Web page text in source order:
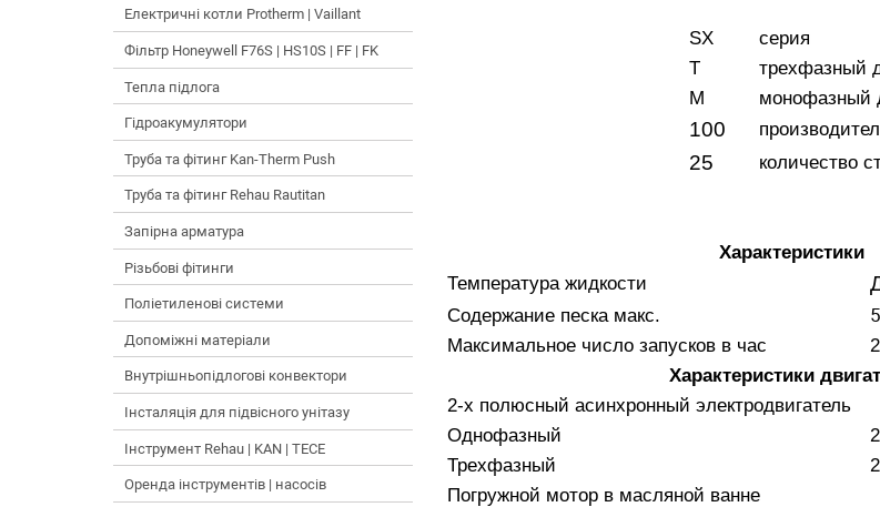
Електричні котли Protherm | Vaillant
Фільтр Honeywell F76S | HS10S | FF | FK
Тепла підлога
Гідроакумулятори
Труба та фітинг Kan-Therm Push
Труба та фітинг Rehau Rautitan
Запірна арматура
Різьбові фітинги
Поліетиленові системи
Допоміжні матеріали
Внутрішньопідлогові конвектори
Інсталяція для підвісного унітазу
Інструмент Rehau | KAN | TECE
Оренда інструментів | насосів
SX
серия
T
трехфазный
M
монофазный
100
25 количество
Характеристики
Температура жидкости
Содержание песка макс.
Максимальное число запусков в час
Характеристики
2-х полюсный асинхронный электродвигатель
Однофазный
Трехфазный
Погружной мотор в масляной ванне